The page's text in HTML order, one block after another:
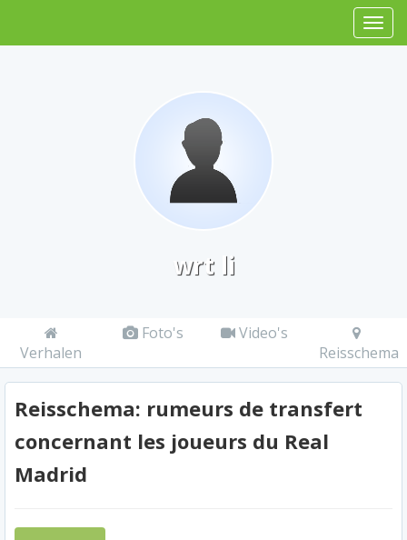
wrt li
Verhalen
Foto's
Video's
Reisschema
Reisschema: rumeurs de transfert
concernant les joueurs du Real
Madrid